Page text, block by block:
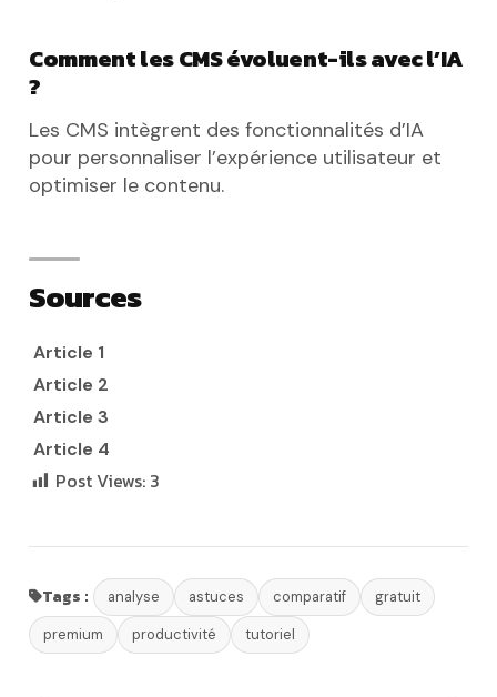
Comment les CMS évoluent-ils avec l’IA
?
Les CMS intègrent des fonctionnalités d’IA
pour personnaliser l’expérience utilisateur et
optimiser le contenu.
Sources
Article 1
Article 2
Article 3
Article 4
Post Views: 3
Tags : analyse astuces comparatif
gratuit
premium
productivité tutoriel